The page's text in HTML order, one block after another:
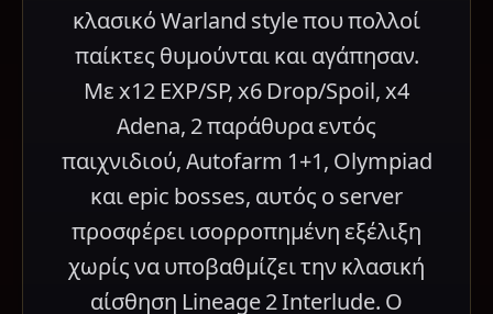
κλασικό Warland style που πολλοί
παίκτες θυμούνται και αγάπησαν.
Με x12 EXP/SP, x6 Drop/Spoil, x4
Adena, 2 παράθυρα εντός
παιχνιδιού, Autofarm 1+1, Olympiad
και epic bosses, αυτός ο server
προσφέρει ισορροπημένη εξέλιξη
χωρίς να υποβαθμίζει την κλασική
αίσθηση Lineage 2 Interlude. Ο